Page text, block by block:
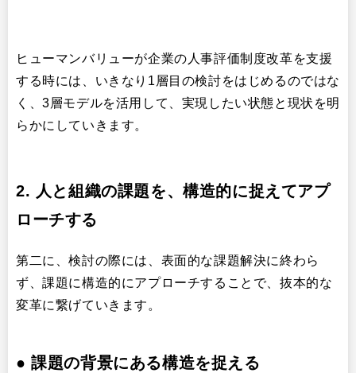
ヒューマンバリューが企業の人事評価制度改革を支援
する時には、いきなり1層目の検討をはじめるのではな
く、3層モデルを活用して、実現したい状態と現状を明
らかにしていきます。
2. 人と組織の課題を、構造的に捉えてアプ
ローチする
第二に、検討の際には、表面的な課題解決に終わら
ず、課題に構造的にアプローチすることで、抜本的な
変革に繋げていきます。
●課題の背景にある構造を捉える